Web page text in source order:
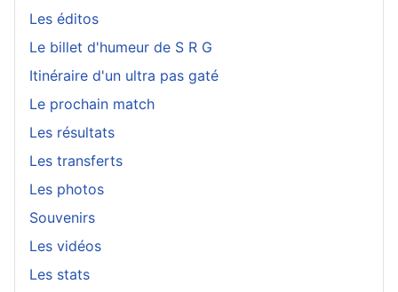
Les éditos
Le billet d'humeur de S R G
Itinéraire d'un ultra pas gaté
Le prochain match
Les résultats
Les transferts
Les photos
Souvenirs
Les vidéos
Les stats